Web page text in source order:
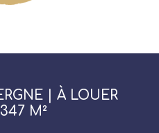
| À LOUER
M²